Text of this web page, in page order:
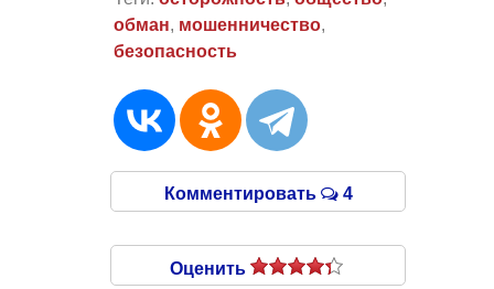
обман, мошенничество,
безопасность
Комментировать 4
Оценить